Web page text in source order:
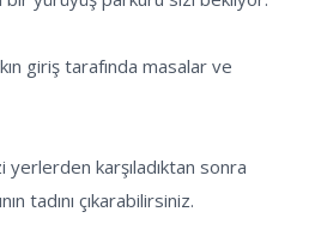
tadını çıkarabilirsiniz.